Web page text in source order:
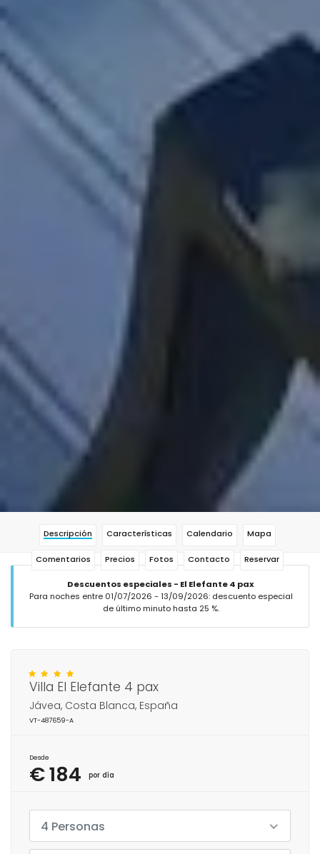
Descripción Características Calendario Mapa
Comentarios Precios Fotos Contacto Reservar
Descuentos especiales - El Elefante 4 pax
Para noches entre 01/07/2026 - 13/09/2026: descuento especial
de último minuto hasta 25 %.
Villa El Elefante 4 pax
Jávea, Costa Blanca, España
VT-487659-A
Desde
€ 184 por día
4 Personas